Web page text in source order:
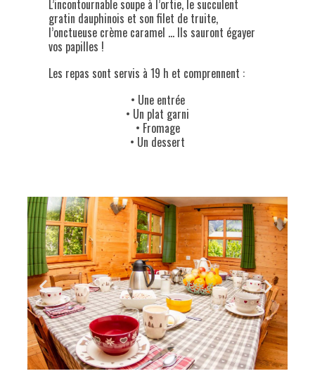
L’incontournable soupe à l’ortie, le succulent
gratin dauphinois et son filet de truite,
l’onctueuse crème caramel … Ils sauront égayer
vos papilles !
Les repas sont servis à 19 h et comprennent :
• Une entrée
• Un plat garni
• Fromage
• Un dessert